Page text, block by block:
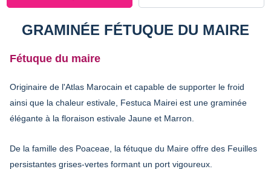
GRAMINÉE FÉTUQUE DU MAIRE
Fétuque du maire
Originaire de l'Atlas Marocain et capable de supporter le froid
ainsi que la chaleur estivale, Festuca Mairei est une graminée
élégante à la floraison estivale Jaune et Marron.
De la famille des Poaceae, la fétuque du Maire offre des Feuilles
persistantes grises-vertes formant un port vigoureux.